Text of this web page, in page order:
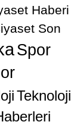
Haberi
Son
Spor
Teknoloji